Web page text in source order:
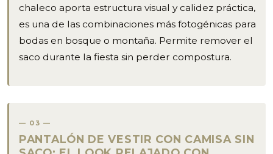
chaleco aporta estructura visual y calidez práctica,
es una de las combinaciones más fotogénicas para
bodas en bosque o montaña. Permite remover el
saco durante la fiesta sin perder compostura.
03
PANTALÓN DE VESTIR CON CAMISA SIN